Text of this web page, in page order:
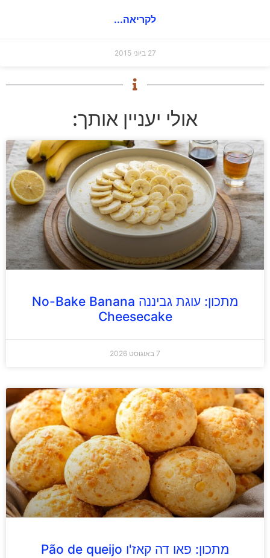
לקריאה...
27 ביוני 2015
אולי יעניין אותך:
מתכון: עוגת גביננה No-Bake Banana
Cheesecake
7 באוגוסט 2026
מתכון: פאו דה קאז'ו Pão de queijo